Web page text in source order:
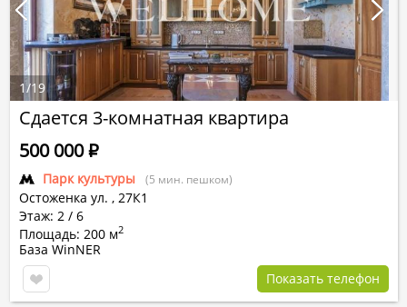
Сдается 3-комнатная квартира
Парк культуры (5 мин. пешком)
Остоженка ул. , 27К1
Этаж: 2 / 6
Площадь: 200 м2
500 000Р
База WinNER
Показать телефон
1/19